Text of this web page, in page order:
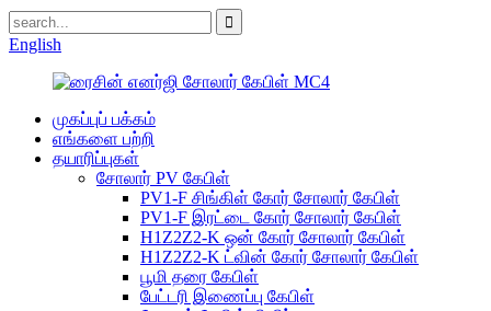
English
முகப்புப் பக்கம்
எங்களை பற்றி
தயாரிப்புகள்
சோலார் PV கேபிள்
PV1-F சிங்கிள் கோர் சோலார் கேபிள்
PV1-F இரட்டை கோர் சோலார் கேபிள்
H1Z2Z2-K ஒன் கோர் சோலார் கேபிள்
H1Z2Z2-K ட்வின் கோர் சோலார் கேபிள்
பூமி தரை கேபிள்
பேட்டரி இணைப்பு கேபிள்